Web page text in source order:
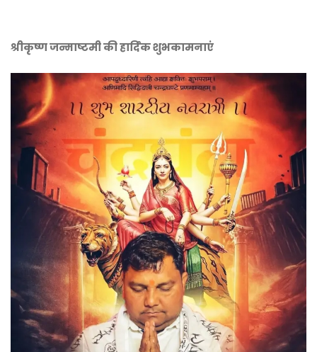
श्रीकृष्ण जन्माष्टमी की हार्दिक शुभकामनाएं